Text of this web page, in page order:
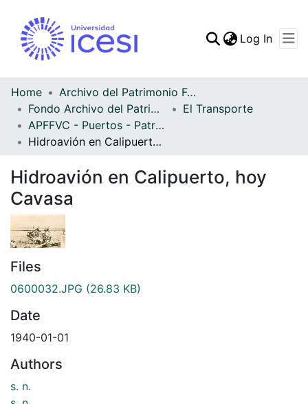
Statistics
Log In
Home
Archivo del Patrimonio Fotográfico y Fílmico del Valle del Cauca
Fondo Archivo del Patrimonio Fotográfico y Fílmico del Valle del Cauca
El Transporte
APFFVC - Puertos - Patrimonial
Hidroavión en Calipuerto, hoy Cavasa
Hidroavión en Calipuerto, hoy
Cavasa
Files
0600032.JPG (26.83 KB)
Date
1940-01-01
Authors
s. n.